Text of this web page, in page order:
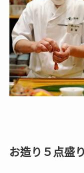
お造り５点盛り